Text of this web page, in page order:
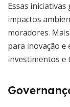
Essas
impactos
moradores.
para inovação
investimentos e